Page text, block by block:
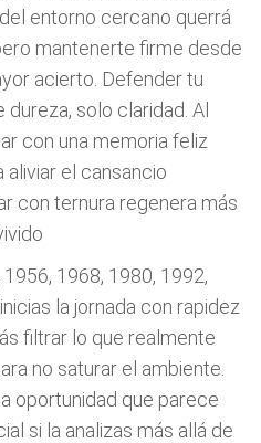
entorno cercano querrá
mantenerte firme desde
acierto. Defender tu
solo claridad. Al
con una memoria feliz
el cansancio
con ternura regenera más
1968, 1980, 1992,
la jornada con rapidez
filtrar lo que realmente
no saturar el ambiente.
oportunidad que parece
si la analizas más allá de